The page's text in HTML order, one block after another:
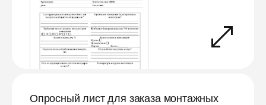
Опросный лист для заказа монтажных